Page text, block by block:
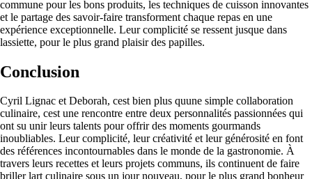
commune pour les bons produits, les techniques de cuisson innovantes
et le partage des savoir-faire transforment chaque repas en une
expérience exceptionnelle. Leur complicité se ressent jusque dans
lassiette, pour le plus grand plaisir des papilles.
Conclusion
Cyril Lignac et Deborah, cest bien plus quune simple collaboration
culinaire, cest une rencontre entre deux personnalités passionnées qui
ont su unir leurs talents pour offrir des moments gourmands
inoubliables. Leur complicité, leur créativité et leur générosité en font
des références incontournables dans le monde de la gastronomie. À
travers leurs recettes et leurs projets communs, ils continuent de faire
briller lart culinaire sous un jour nouveau, pour le plus grand bonheur